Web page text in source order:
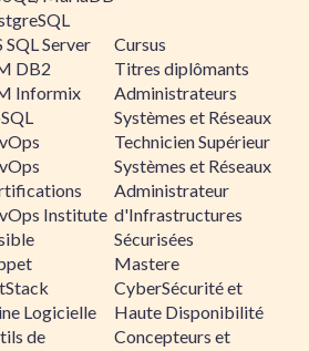
SQL Server
DB2
Informix
Institute
Logicielle
de
Cursus
Titres diplômants
Administrateurs
Systèmes et Réseaux
Technicien Supérieur
Systèmes et Réseaux
Administrateur
d'Infrastructures
Sécurisées
Mastere
CyberSécurité et
Haute Disponibilité
Concepteurs et